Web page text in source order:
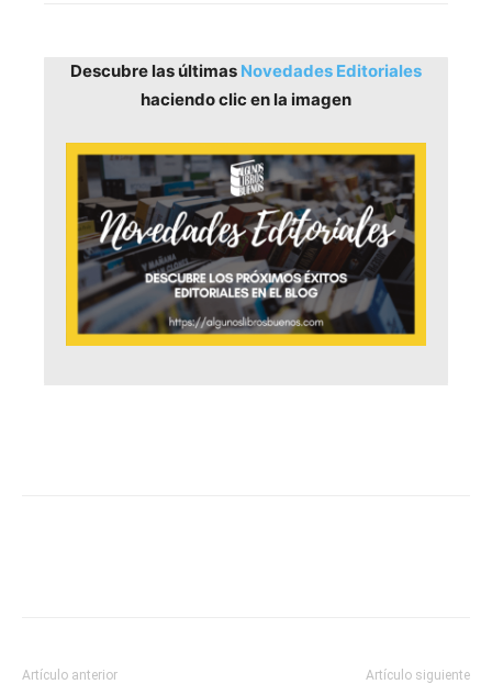
Descubre las últimas Novedades Editoriales
haciendo clic en la imagen
Artículo anterior Artículo siguiente